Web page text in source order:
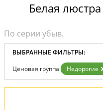
Белая
ВЫБРАННЫЕ ФИЛЬТРЫ:
Ценовая группа: Недорогие
Вид:
Люстры